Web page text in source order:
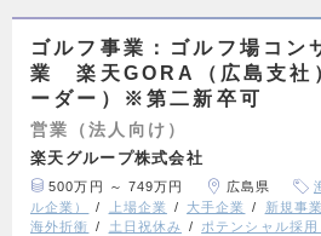
ゴルフ事業：ゴルフ場コン
業 楽天GORA（広島支社
ーダー）※第二新卒可
営業（法人向け）
楽天グループ株式会社
500万円 ～ 749万円 広島県
ル企業）
上場企業 大手企業 新規事
海外折衝
土日祝休み ポテンシャル採用